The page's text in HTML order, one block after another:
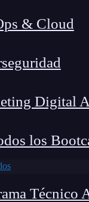
& Cloud
Digital
los
Técnico